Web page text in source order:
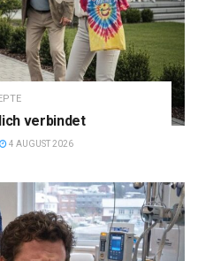
verbindet
4 AUGUST 2026